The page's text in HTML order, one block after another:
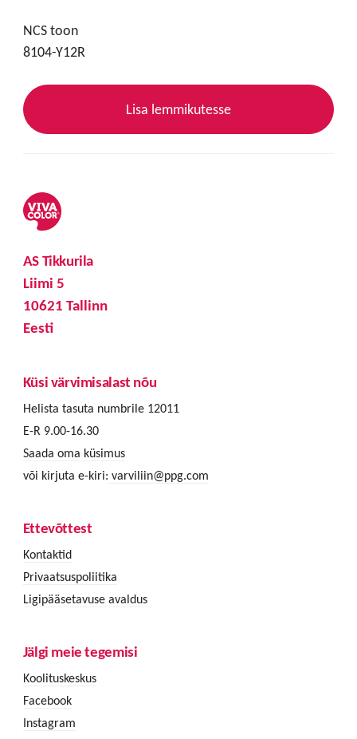
NCS toon
8104-Y12R
Lisa lemmikutesse
AS Tikkurila
Liimi 5
10621 Tallinn
Eesti
Küsi värvimisalast nõu
Helista tasuta numbrile 12011
E-R 9.00-16.30
Saada oma küsimus
või kirjuta e-kiri: varviliin@ppg.com
Ettevõttest
Kontaktid
Privaatsuspoliitika
Ligipääsetavuse avaldus
Jälgi meie tegemisi
Koolituskeskus
Facebook
Instagram